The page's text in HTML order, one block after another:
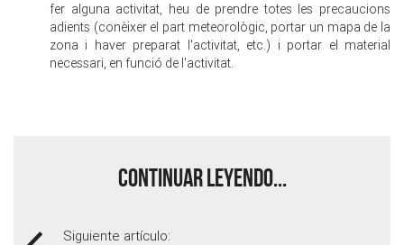
fer alguna activitat, heu de prendre totes les precaucions
adients (conèixer el part meteorològic, portar un mapa de la
zona i haver preparat l'activitat, etc.) i portar el material
necessari, en funció de l'activitat.
Continuar leyendo...
Siguiente artículo: